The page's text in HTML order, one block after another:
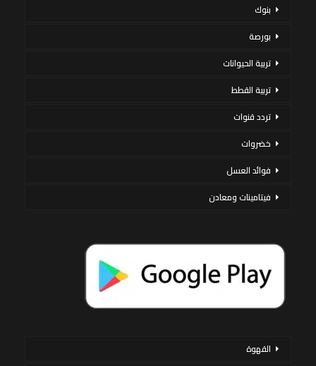
بنوك
بورصة
تربية الحيوانات
تربية القطط
تردد قنوات
خضروات
فوائد العسل
فيتامينات ومعادن
القهوة